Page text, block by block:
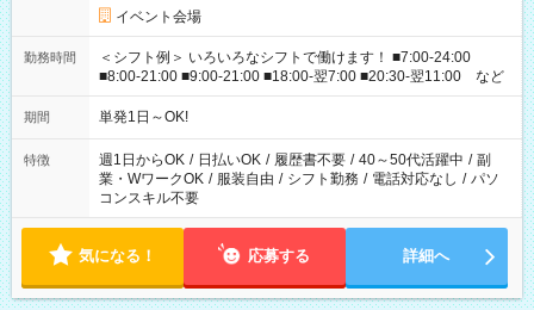
イベント会場
勤務時間
＜シフト例＞ いろいろなシフトで働けます！ ■7:00-24:00
■8:00-21:00 ■9:00-21:00 ■18:00-翌7:00 ■20:30-翌11:00 など
期間 単発1日～OK!
特徴 週1日からOK / 日払いOK / 履歴書不要 / 40～50代活躍中 / 副
業・WワークOK / 服装自由 / シフト勤務 / 電話対応なし / パソ
コンスキル不要
気になる！ 応募する 詳細へ